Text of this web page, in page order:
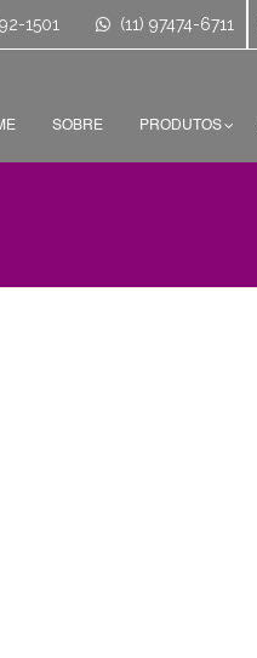
1501 (11) 97474-6711
SOBRE PRODUTOS